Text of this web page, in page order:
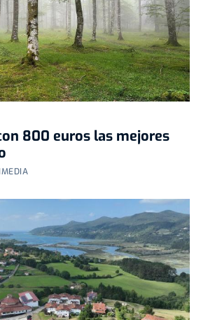
800 euros las mejores